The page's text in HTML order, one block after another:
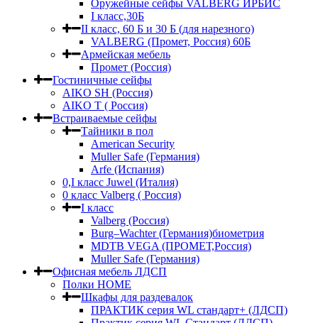
Оружейные сейфы VALBERG ИРБИС
I класс,30Б
II класс, 60 Б и 30 Б (для нарезного)
VALBERG (Промет, Россия) 60Б
Армейская мебель
Промет (Россия)
Гостиничные сейфы
AIKO SH (Россия)
AIKO Т ( Россия)
Встраиваемые сейфы
Тайники в пол
American Security
Muller Safe (Германия)
Arfe (Испания)
0,I класс Juwel (Италия)
0 класс Valberg ( Россия)
I класс
Valberg (Россия)
Burg–Wachter (Германия)биометрия
MDTB VEGA (ПРОМЕТ,Россия)
Muller Safe (Германия)
Офисная мебель ЛДСП
Полки HOME
Шкафы для раздевалок
ПРАКТИК серия WL стандарт+ (ЛДСП)